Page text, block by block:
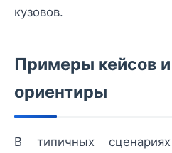
кузовов.
Примеры кейсов
ориентиры
В типичных